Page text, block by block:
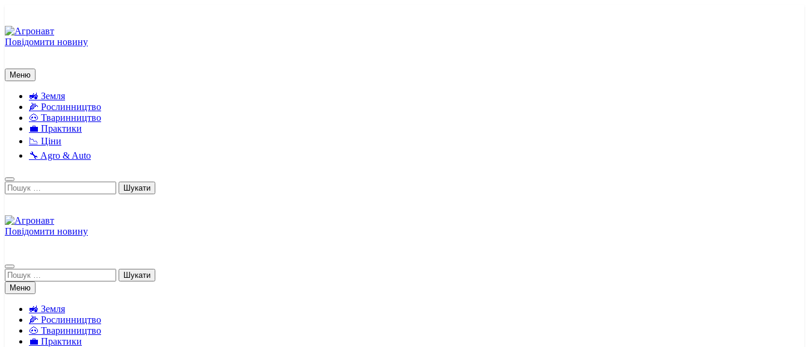
вмісту
Повідомити новину
Меню
🚜 Земля
🌽 Рослинництво
🐽 Тваринництво
💼 Практики
📉 Ціни
🔧 Agro & Auto
Пошук:
Повідомити новину
Пошук:
Меню
🚜 Земля
🌽 Рослинництво
🐽 Тваринництво
💼 Практики